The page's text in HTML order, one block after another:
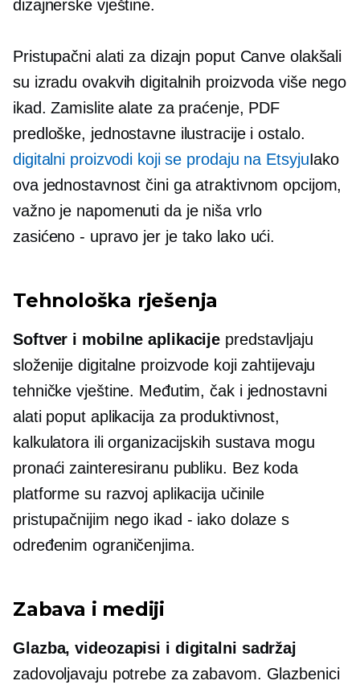
dizajnerske vještine.
Pristupačni alati za dizajn poput Canve olakšali
su izradu ovakvih digitalnih proizvoda više nego
ikad. Zamislite alate za praćenje, PDF
predloške, jednostavne ilustracije i ostalo.
digitalni proizvodi koji se prodaju na EtsyjuIako
ova jednostavnost čini ga atraktivnom opcijom,
važno je napomenuti da je niša vrlo
zasićeno - upravo jer je tako lako ući.
Tehnološka rješenja
Softver i mobilne aplikacije predstavljaju
složenije digitalne proizvode koji zahtijevaju
tehničke vještine. Međutim, čak i jednostavni
alati poput aplikacija za produktivnost,
kalkulatora ili organizacijskih sustava mogu
pronaći zainteresiranu publiku. Bez koda
platforme su razvoj aplikacija učinile
pristupačnijim nego ikad - iakodolaze s
određenim ograničenjima.
Zabava i mediji
Glazba, videozapisi i digitalni sadržaj
zadovoljavaju potrebe za zabavom. Glazbenici